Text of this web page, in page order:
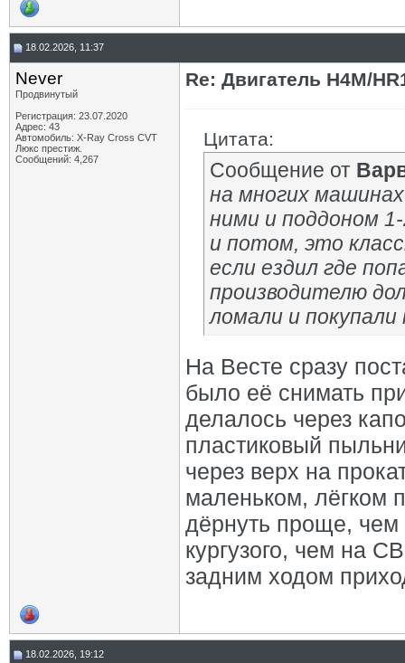
18.02.2026, 11:37
Never
Продвинутый
Регистрация: 23.07.2020
Адрес: 43
Автомобиль: X-Ray Cross CVT
Люкс престиж.
Сообщений: 4,267
Re: Двигатель H4M/
Цитата:
Сообщение от
на многих
ними и поддоном
и потом, это
если ездил где
производителю
ломали и покупали
На Весте сразу
было её снимать
делалось через
пластиковый
через верх на
маленьком, лёгком
дёрнуть проще, чем
кургузого, чем на
задним ходом
18.02.2026, 19:12